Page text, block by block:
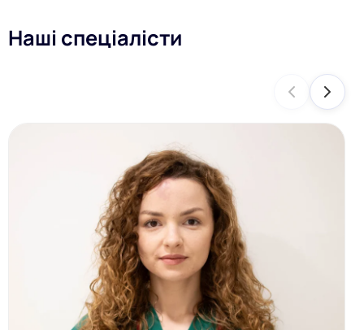
Наші спеціалісти